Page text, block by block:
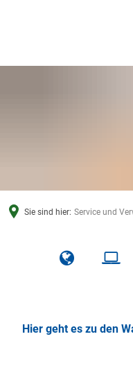
Sie sind hier: Service und
Hier geht es zu den